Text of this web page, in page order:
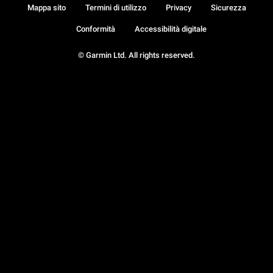
© Garmin Ltd. All rights reserved.
Mappa sito Termini di utilizzo Privacy Sicurezza
Conformità Accessibilità digitale